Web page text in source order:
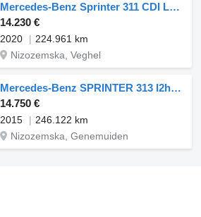
Mercedes-Benz Sprinter 311 CDI L2H2 Airco Cruise Werkplaatsinrichting Euro6 L2
14.230 €
2020
224.961 km
Nizozemska, Veghel
Mercedes-Benz SPRINTER 313 l2h2 airco automaat!
14.750 €
2015
246.122 km
Nizozemska, Genemuiden